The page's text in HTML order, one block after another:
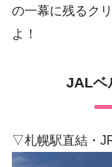
の一幕に残るク
よ！
JALベ
▽札幌駅直結・